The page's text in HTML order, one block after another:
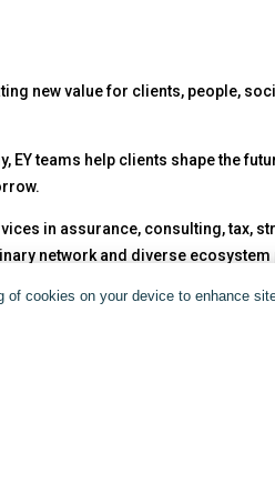
new value for clients, people,
EY teams help clients shape the
in assurance, consulting, tax,
network and diverse ecosystem
of cookies on your device to enhance